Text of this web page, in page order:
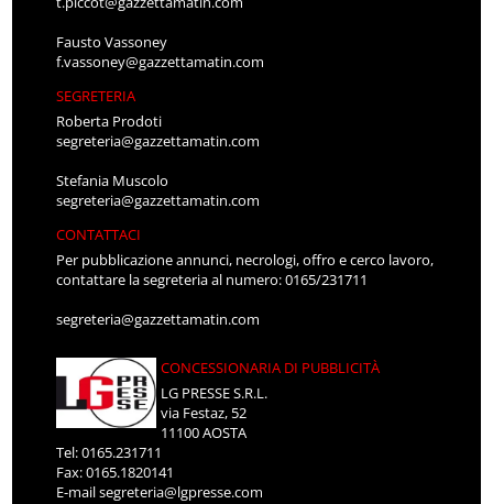
Fausto Vassoney
f.vassoney@gazzettamatin.com
SEGRETERIA
Roberta Prodoti
segreteria@gazzettamatin.com
Stefania Muscolo
segreteria@gazzettamatin.com
CONTATTACI
Per pubblicazione annunci, necrologi, offro e cerco lavoro,
contattare la segreteria al numero: 0165/231711
segreteria@gazzettamatin.com
CONCESSIONARIA DI PUBBLICITÀ
LG PRESSE S.R.L.
via Festaz, 52
11100 AOSTA
Tel: 0165.231711
Fax: 0165.1820141
E-mailsegreteria@lgpresse.com